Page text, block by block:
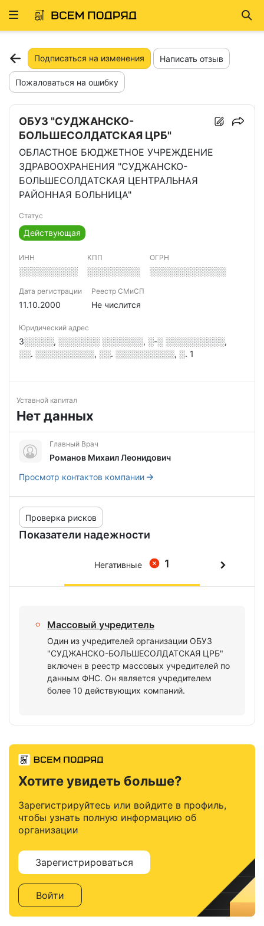
Развернуть
Подписаться на изменения Написать отзыв
Пожаловаться на ошибку
ОБУЗ "СУДЖАНСКО-
БОЛЬШЕСОЛДАТСКАЯ ЦРБ"
ОБЛАСТНОЕ БЮДЖЕТНОЕ УЧРЕЖДЕНИЕ
ЗДРАВООХРАНЕНИЯ "СУДЖАНСКО-
БОЛЬШЕСОЛДАТСКАЯ ЦЕНТРАЛЬНАЯ
РАЙОННАЯ БОЛЬНИЦА"
Статус
Действующая
ИНН
░░░░░░░░░░
КПП
░░░░░░░░░
ОГРН
░░░░░░░░░░░░░
Дата регистрации
11.10.2000
Реестр СМиСП
Не числится
Юридический адрес
3░░░░░, ░░░░░░░ ░░░░░░░, ░-░ ░░░░░░░░░░,
░░. ░░░░░░░░░░, ░░. ░░░░░░░░░░, ░. 1
Уставной капитал
Нет данных
Главный Врач
Романов Михаил Леонидович
Просмотр контактов компании
Показатели надежности
Проверка рисков
1
Негативные
Массовый учредитель
Один из учредителей организации ОБУЗ
"СУДЖАНСКО-БОЛЬШЕСОЛДАТСКАЯ ЦРБ"
включен в реестр массовых учредителей по
данным ФНС. Он является учредителем
более 10 действующих компаний.
Хотите увидеть больше?
Зарегистрируйтесь или войдите в профиль,
чтобы узнать полную информацию об
организации
Зарегистрироваться
Войти